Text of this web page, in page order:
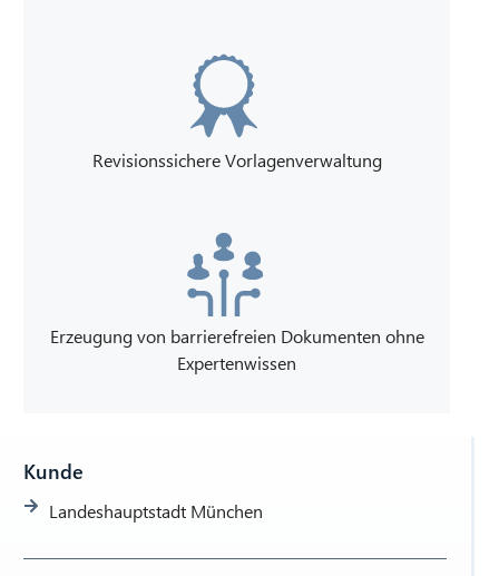
Kunde
Landeshauptstadt München
Revisionssichere Vorlagenverwaltung
Erzeugung von barrierefreien Dokumenten ohne
Expertenwissen